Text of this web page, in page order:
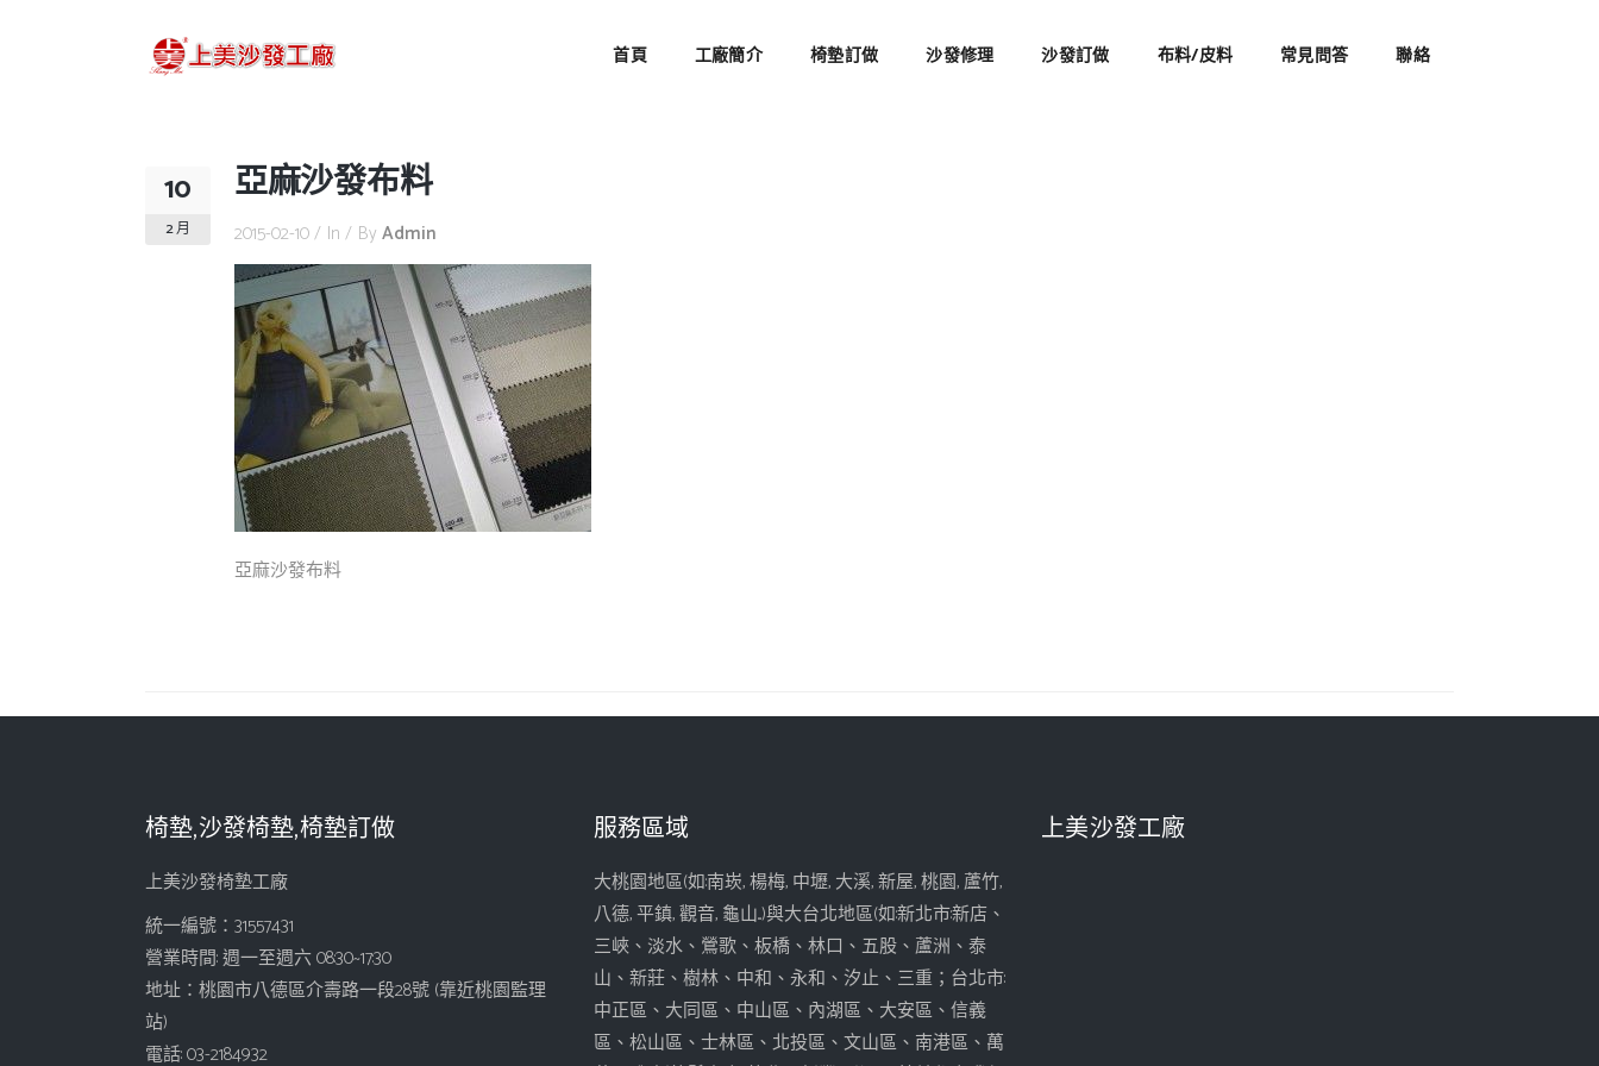
首頁 工廠簡介 椅墊訂做 沙發修理 沙發訂做 布料/皮料 常見問答 聯絡
10
2 月
亞麻沙發布料
2015-02-10 In By Admin
亞麻沙發布料
椅墊,沙發椅墊,椅墊訂做
上美沙發椅墊工廠
統一編號：31557431
營業時間: 週一至週六 08:30~17:30
地址：桃園市八德區介壽路一段28號 (靠近桃園監理
站)
電話: 03-2184932
服務區域
大桃園地區(如:南崁, 楊梅, 中壢, 大溪, 新屋, 桃園, 蘆竹,
八德, 平鎮, 觀音, 龜山...)與大台北地區(如:新北市:新店、
三峽、淡水、鶯歌、板橋、林口、五股、蘆洲、泰
山、新莊、樹林、中和、永和、汐止、三重；台北市:
中正區、大同區、中山區、內湖區、大安區、信義
區、松山區、士林區、北投區、文山區、南港區、萬
上美沙發工廠